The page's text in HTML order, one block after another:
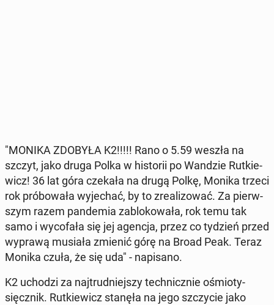
"MONIKA ZDOBYŁA K2!!!!! Rano o 5.59 weszła na
szczyt, jako druga Polka w hi­sto­rii po Wandzie Rut­kie­
wicz! 36 lat góra czekała na drugą Polkę, Monika trzeci
rok pró­bo­wa­ła wy­je­chać, by to zre­ali­zo­wać. Za pierw­
szym razem pan­de­mia za­blo­ko­wa­ła, rok temu tak
samo i wy­co­fa­ła się jej agencja, przez co tydzień przed
wyprawą musiała zmienić górę na Broad Peak. Teraz
Monika czuła, że się uda" - na­pi­sa­no.
K2 uchodzi za naj­trud­niej­szy tech­nicz­nie ośmio­ty­
sięcz­nik. Rut­kie­wicz stanęła na jego szczy­cie jako